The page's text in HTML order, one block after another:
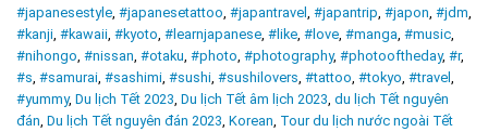
#japanesestyle #japanesetattoo #japantravel #japantrip #japon #jdm
#kanji #kawaii #kyoto #learnjapanese #like #love #manga #music
#nihongo #nissan #otaku #photo #photography, #photooftheday, #r,
#s #samurai #sashimi #sushi #sushilovers #tattoo #tokyo #travel
#yummy, Du lịch Tết 2023 Du lịch Tết âm lịch 2023 du lịch Tết nguyên
đán Du lịch Tết nguyên đán 2023 Korean Tour du lịch nước ngoài Tết